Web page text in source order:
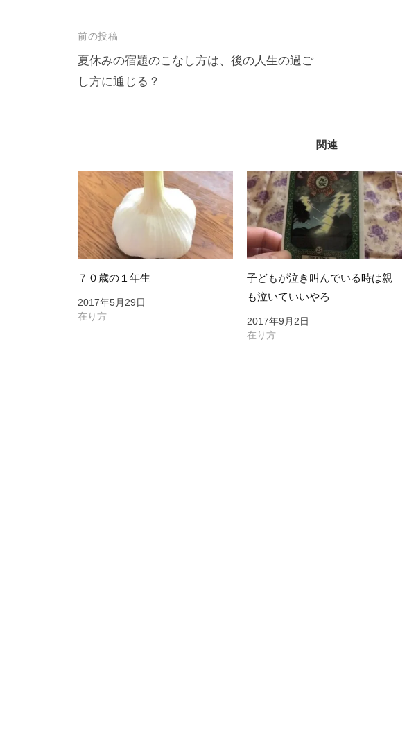
投
稿
ナ
シ
ョ
ン
前の投稿
夏休みの宿題のこなし方は、後の人生の過ご
し方に通じる？
関連
７０歳の１年生
2017年5月29日
在り方
子どもが泣き叫んでいる時は親
も泣いていいやろ
2017年9月2日
在り方